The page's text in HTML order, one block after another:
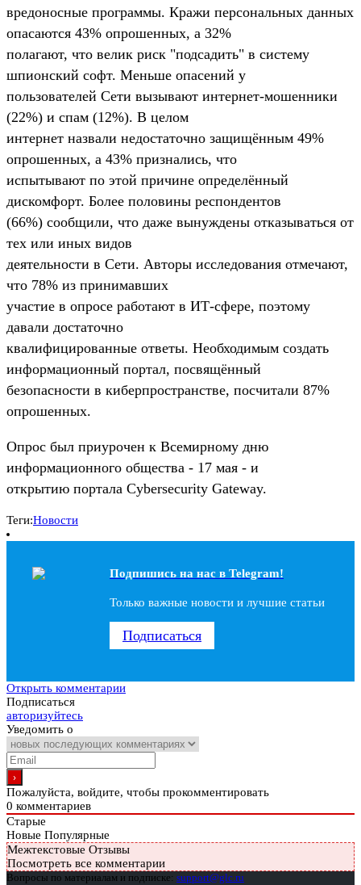
вредоносные программы. Кражи персональных данных
опасаются 43% опрошенных, а 32%
полагают, что велик риск "подсадить" в систему
шпионский софт. Меньше опасений у
пользователей Сети вызывают интернет-мошенники
(22%) и спам (12%). В целом
интернет назвали недостаточно защищённым 49%
опрошенных, а 43% признались, что
испытывают по этой причине определённый
дискомфорт. Более половины респондентов
(66%) сообщили, что даже вынуждены отказываться от
тех или иных видов
деятельности в Сети. Авторы исследования отмечают,
что 78% из принимавших
участие в опросе работают в ИТ-сфере, поэтому
давали достаточно
квалифицированные ответы. Необходимым создать
информационный портал, посвящённый
безопасности в киберпространстве, посчитали 87%
опрошенных.
Опрос был приурочен к Всемирному дню
информационного общества - 17 мая - и
открытию портала Cybersecurity Gateway.
Теги:Новости
Подпишись на наc в Telegram!
Только важные новости и лучшие статьи
Подписаться
Открыть комментарии
Подписаться
авторизуйтесь
Уведомить о
Пожалуйста, войдите, чтобы прокомментировать
0 комментариев
Старые
Новые Популярные
Межтекстовые Отзывы
Посмотреть все комментарии
Вопросы по материалам и подписке: support@glc.ru